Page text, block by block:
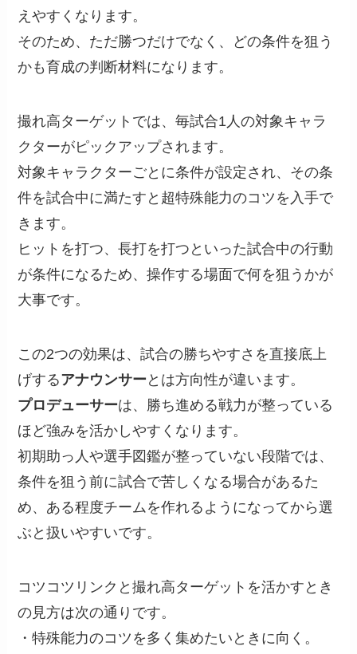
えやすくなります。
そのため、ただ勝つだけでなく、どの条件を狙う
かも育成の判断材料になります。
撮れ高ターゲットでは、毎試合1人の対象キャラ
クターがピックアップされます。
対象キャラクターごとに条件が設定され、その条
件を試合中に満たすと超特殊能力のコツを入手で
きます。
ヒットを打つ、長打を打つといった試合中の行動
が条件になるため、操作する場面で何を狙うかが
大事です。
この2つの効果は、試合の勝ちやすさを直接底上
げするアナウンサー とは方向性が違います。
プロデューサーは、勝ち進める戦力が整っている
ほど強みを活かしやすくなります。
初期助っ人や選手図鑑が整っていない段階では、
条件を狙う前に試合で苦しくなる場合があるた
め、ある程度チームを作れるようになってから選
ぶと扱いやすいです。
コツコツリンクと撮れ高ターゲットを活かすとき
の見方は次の通りです。
・特殊能力のコツを多く集めたいときに向く。